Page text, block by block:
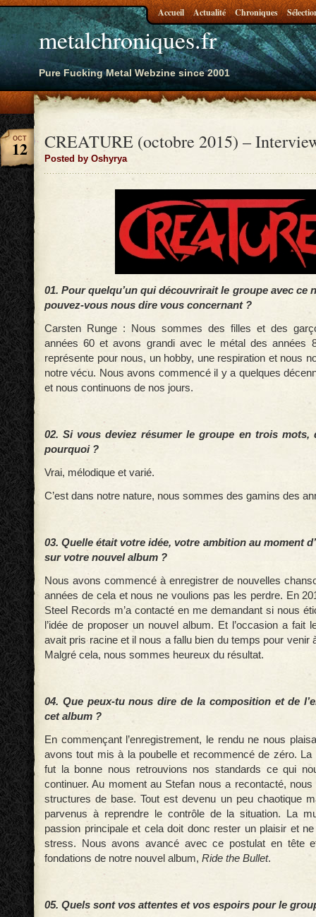
metalchroniques.fr
Pure Fucking Metal Webzine since 2001
Accueil Actualité Chroniques
CREATURE (octobre 2015) –
Posted by Oshyrya
OCT
12
01. Pour quelqu’un qui découvrirait le groupe avec ce
pouvez-vous nous dire vous concernant ?
Carsten Runge : Nous sommes des filles et des
années 60 et avons grandi avec le métal des années
représente pour nous, un hobby, une respiration et nous
notre vécu. Nous avons commencé il y a quelques
et nous continuons de nos jours.
02. Si vous deviez résumer le groupe en trois mots,
pourquoi ?
Vrai, mélodique et varié.
C’est dans notre nature, nous sommes des gamins des
03. Quelle était votre idée, votre ambition au moment
sur votre nouvel album ?
Nous avons commencé à enregistrer de nouvelles
années de cela et nous ne voulions pas les perdre. En
Steel Records m’a contacté en me demandant si nous
l’idée de proposer un nouvel album. Et l’occasion a fait
avait pris racine et il nous a fallu bien du temps pour venir
Malgré cela, nous sommes heureux du résultat.
04. Que peux-tu nous dire de la composition et de
cet album ?
En commençant l’enregistrement, le rendu ne nous
avons tout mis à la poubelle et recommencé de zéro. La
fut la bonne nous retrouvions nos standards ce qui
continuer. Au moment au Stefan nous a recontacté, nous
structures de base. Tout est devenu un peu chaotique
parvenus à reprendre le contrôle de la situation. La
passion principale et cela doit donc rester un plaisir et
stress. Nous avons avancé avec ce postulat en tête
fondations de notre nouvel album, Ride the Bullet.
05. Quels sont vos attentes et vos espoirs pour le